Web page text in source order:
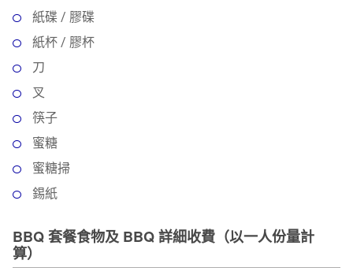
紙碟 / 膠碟
紙杯 / 膠杯
刀
叉
筷子
蜜糖
蜜糖掃
錫紙
BBQ 套餐食物及 BBQ 詳細收費（以一人份量計
算）